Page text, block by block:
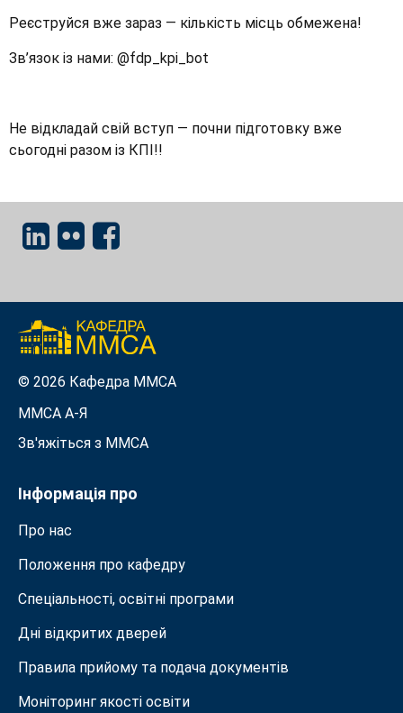
Реєструйся вже зараз — кількість місць обмежена!
Зв’язок із нами: @fdp_kpi_bot
Не відкладай свій вступ — почни підготовку вже
сьогодні разом із КПІ!!
© 2026 Кафедра ММСА
ММСА A-Я
Зв'яжіться з MMСА
Інформація про
Про нас
Положення про кафедру
Спеціальності, освітні програми
Дні відкритих дверей
Правила прийому та подача документiв
Моніторинг якості освіти